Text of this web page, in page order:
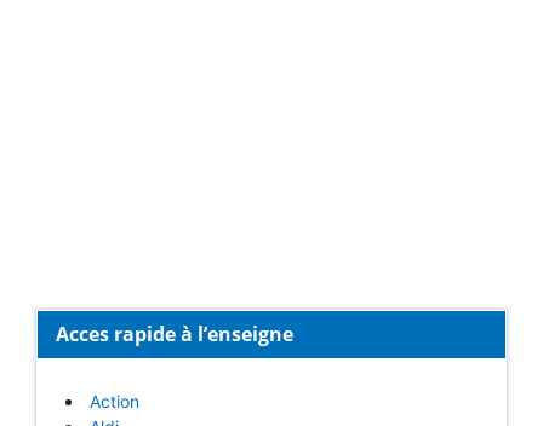
Acces rapide à l’enseigne
Action